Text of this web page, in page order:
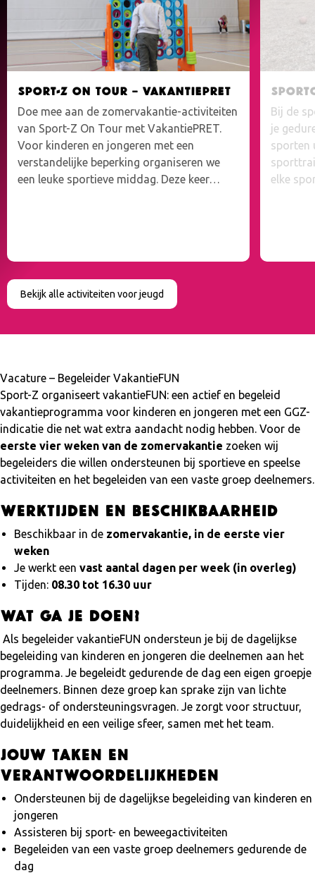
Sport-Z On Tour – VakantiePRET
Doe mee aan de zomervakantie-activiteiten
van Sport-Z On Tour met VakantiePRET.
Voor kinderen en jongeren met een
verstandelijke beperking organiseren we
een leuke sportieve middag. Deze keer…
Bij de
je
sporten
elke
Bekijk alle activiteiten voor jeugd
Vacature – Begeleider VakantieFUN
Sport-Z organiseert vakantieFUN: een actief en begeleid
vakantieprogramma voor kinderen en jongeren met een GGZ-
indicatie die net wat extra aandacht nodig hebben. Voor de
eerste vier weken van de zomervakantie zoeken wij
begeleiders die willen ondersteunen bij sportieve en speelse
activiteiten en het begeleiden van een vaste groep deelnemers.
Werktijden en beschikbaarheid
Beschikbaar in de zomervakantie, in de eerste vier
weken
Je werkt een vast aantal dagen per week (in overleg)
Tijden: 08.30 tot 16.30 uur
Wat ga je doen?
Als begeleider vakantieFUN ondersteun je bij de dagelijkse
begeleiding van kinderen en jongeren die deelnemen aan het
programma. Je begeleidt gedurende de dag een eigen groepje
deelnemers. Binnen deze groep kan sprake zijn van lichte
gedrags- of ondersteuningsvragen. Je zorgt voor structuur,
duidelijkheid en een veilige sfeer, samen met het team.
Jouw taken en
verantwoordelijkheden
Ondersteunen bij de dagelijkse begeleiding van kinderen en
jongeren
Assisteren bij sport- en beweegactiviteiten
Begeleiden van een vaste groep deelnemers gedurende de
dag